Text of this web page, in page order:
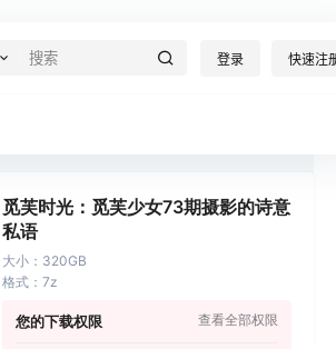
登录 快速注
觅芙时光：觅芙少女73期摄影的诗意
私语
大小 ： 320GB
格式 ： 7z
您的下载权限 查看全部权限